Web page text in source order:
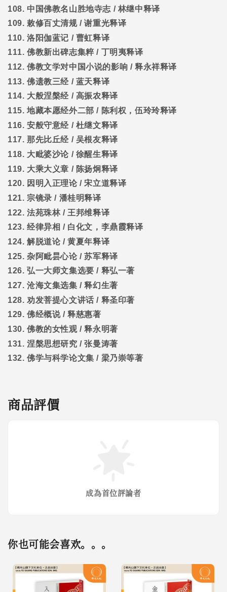
108. 中国佛教名山胜地寺志 / 林继中释译
109. 敕修百丈清规/谢重光释译
110. 洛阳伽蓝记 / 曹虹释译
111. 佛教新出碑志集粹/ 丁明夷释译
112. 佛教文学对中国小说的影响 /释永祥释译
113. 佛遗教三经 / 蓝天释译
114. 大般涅槃经 / 高振农释译
115. 地藏本愿经外二部 / 陈利权，伍玲玲释译
116. 安般守意经 / 杜继文释译
117. 那先比丘经 / 吴根友释译
118. 大毗婆沙论 / 徐醒生释译
119. 大乘大义章 / 陈扬炯释译
120. 因明入正理论/宋立道释译
121. 宗镜录 / 潘桂明释译
122. 法苑珠林/ 王邦维释译
123. 经律异相 / 白化文，李鼎霞释译
124. 解脱道论/黄夏年释译
125. 杂阿毗昙心论/苏军释译
126. 弘一大师文集选要 / 释弘一著
127. 沧海文集选集 /释幻生著
128. 劝发菩提心文讲话 / 释圣印著
129. 佛经概说/释慈惠著
130. 佛教的女性观/释永明著
131. 涅槃思想研究 /张曼涛著
132. 佛学与科学论文集 / 梁乃崇等著
商品評價
成為首位評論者
你也可能会喜欢。。。